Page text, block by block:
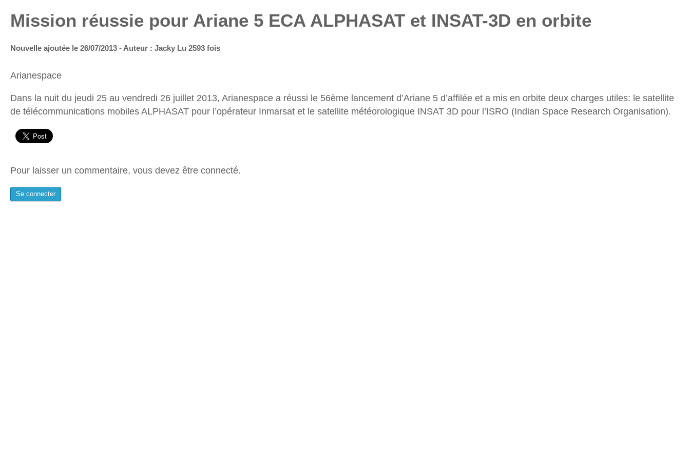
Mission réussie pour Ariane 5 ECA ALPHASAT et INSAT-3D en orbite
Nouvelle ajoutée le 26/07/2013 - Auteur : Jacky Lu 2593 fois
Arianespace
Dans la nuit du jeudi 25 au vendredi 26 juillet 2013, Arianespace a réussi le 56ème lancement d’Ariane 5 d’affilée et a mis en orbite deux charges utiles: le satellite
de télécommunications mobiles ALPHASAT pour l’opérateur Inmarsat et le satellite météorologique INSAT 3D pour l’ISRO (Indian Space Research Organisation).
Pour laisser un commentaire, vous devez être connecté.
Se connecter